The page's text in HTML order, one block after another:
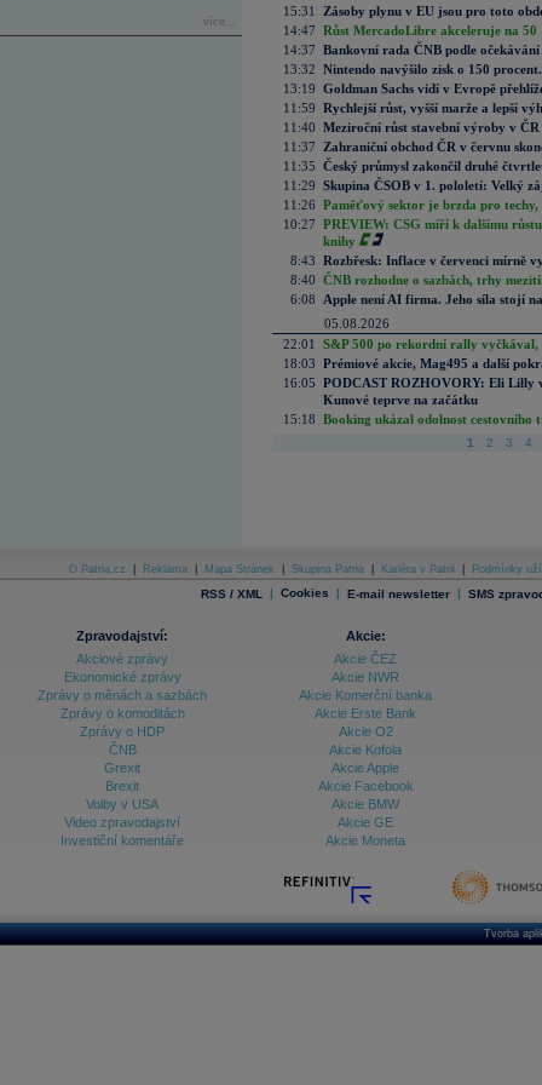
více...
15:31
Zásoby plynu v EU jsou pro toto
14:47 Růst MercadoLibre akceleruje na
14:37 Bankovní rada ČNB podle
13:32 Nintendo navýšilo zisk o 150
13:19 Goldman Sachs vidí v Evropě
11:59 Rychlejší růst, vyšší marže a lepší
11:40 Meziroční růst stavební výroby v
11:37
Zahraniční obchod ČR v červnu
11:35 Český průmysl zakončil druhé
11:29 Skupina ČSOB v 1. pololetí: Velký
11:26 Paměťový sektor je brzda pro techy,
10:27 PREVIEW: CSG míří k dalšímu
knihy
8:43 Rozbřesk: Inflace v červenci mírně
8:40 ČNB rozhodne o sazbách, trhy
6:08
Apple není AI firma. Jeho síla stojí
05.08.2026
22:01
S&P 500 po rekordní rally vyčkával,
18:03 Prémiové akcie, Mag495 a další
16:05 PODCAST ROZHOVORY: Eli Lilly
Kunové teprve na začátku
15:18 Booking ukázal odolnost cestovního
1 2 3 4
O Patria.cz Reklama Mapa Stránek Skupina Patria Kariéra v Patrii Podmínky
RSS / XML | Cookies | E-mail newsletter | SMS
Zpravodajství:
Akciové zprávy
Ekonomické zprávy
Zprávy o měnách a sazbách
Zprávy o komoditách
Zprávy o HDP
ČNB
Grexit
Brexit
Volby v USA
Video zpravodajství
Investiční komentáře
Akcie:
Akcie ČEZ
Akcie NWR
Akcie Komerční banka
Akcie Erste Bank
Akcie O2
Akcie Kofola
Akcie Apple
Akcie Facebook
Akcie BMW
Akcie GE
Akcie Moneta
Tvorba